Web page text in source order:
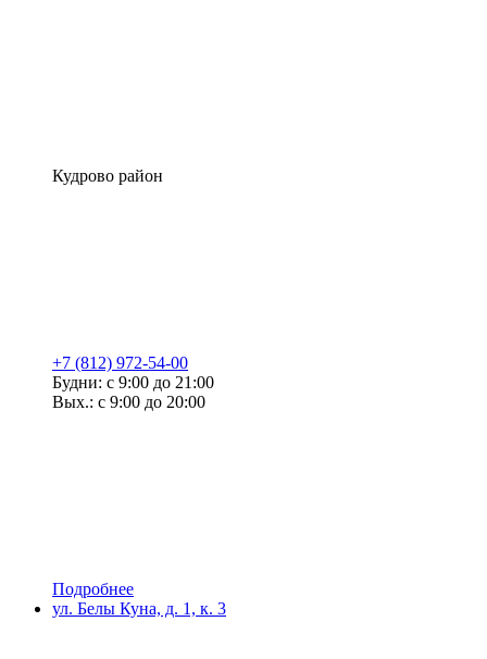
Кудрово район
+7 (812) 972-54-00
Будни: с 9:00 до 21:00
Вых.: с 9:00 до 20:00
Подробнее
ул. Белы Куна, д. 1, к. 3